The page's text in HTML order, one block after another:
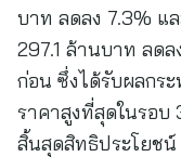
บาท ลดลง 7.3% แ
297.1 ล้านบาท ลดล
ก่อน ซึ่งได้รับผลกร
ราคาสูงที่สุดในรอบ
สิ้นสุดสิทธิประโยชน์